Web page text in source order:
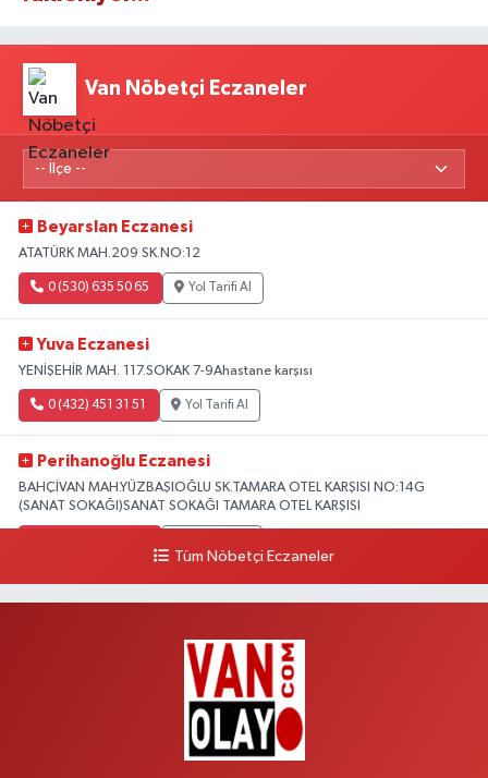
Van Nöbetçi Eczaneler
Beyarslan Eczanesi
ATATÜRK MAH.209 SK.NO:12
0 (530) 635 50 65 Yol Tarifi Al
Yuva Eczanesi
YENİŞEHİR MAH. 117.SOKAK 7-9Ahastane karşısı
0 (432) 451 31 51 Yol Tarifi Al
Perihanoğlu Eczanesi
BAHÇİVAN MAH.YÜZBAŞIOĞLU SK.TAMARA OTEL KARŞISI NO:14G
(SANAT SOKAĞI)SANAT SOKAĞI TAMARA OTEL KARŞISI
Yol Tarifi Al
BEYAZIT MAH.ZEYLAN CADDESİ OKYANUS GİYİM YANI NO:1
Tüm Nöbetçi Eczaneler